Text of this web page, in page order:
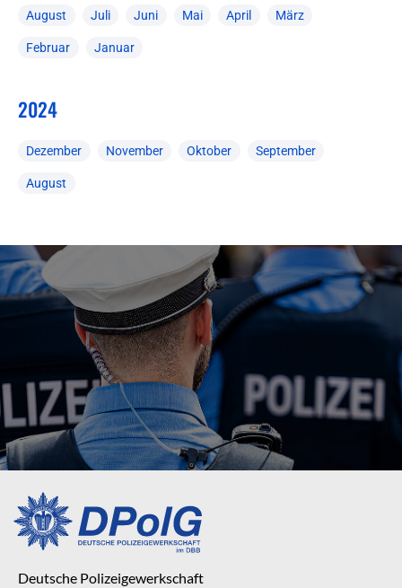
August Juli Juni Mai April März
Februar Januar
2024
Dezember November Oktober September
August
Deutsche Polizeigewerkschaft